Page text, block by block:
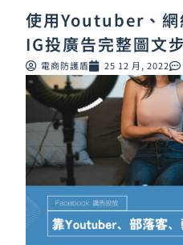
使用Youtuber、網
IG投廣告完整圖文
電商防護盾 25 12 月, 2022